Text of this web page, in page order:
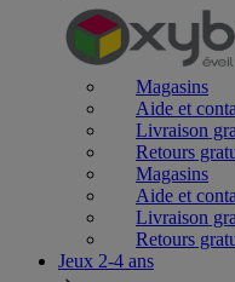
Magasins
Aide et
Livraison
Retours
Magasins
Aide et
Livraison
Retours
Jeux 2-4 ans